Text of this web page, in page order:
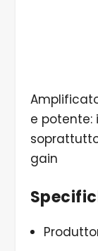
e potente:
gain